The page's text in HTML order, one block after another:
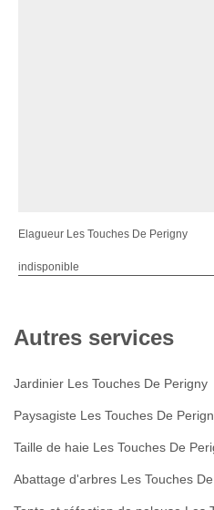
Elagueur Les Touches De Perigny
indisponible
Autres services
Jardinier Les Touches De Perigny
Paysagiste Les Touches De
Taille de haie Les Touches De
Abattage d'arbres Les Touches